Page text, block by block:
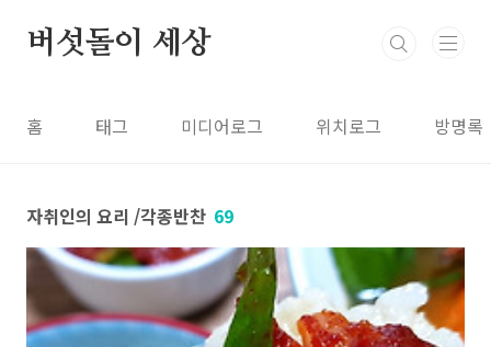
버섯돌이 세상
홈 태그 미디어로그 위치로그 방명록
자취인의 요리 /각종반찬 69